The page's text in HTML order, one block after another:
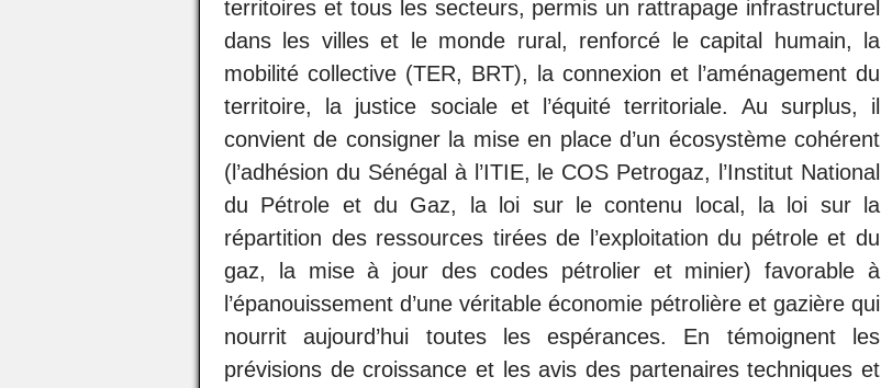
territoires et tous les secteurs, permis un rattrapage infrastructurel
dans les villes et le monde rural, renforcé le capital humain, la
mobilité collective (TER, BRT), la connexion et l’aménagement du
territoire, la justice sociale et l’équité territoriale. Au surplus, il
convient de consigner la mise en place d’un écosystème cohérent
(l’adhésion du Sénégal à l’ITIE, le COS Petrogaz, l’Institut National
du Pétrole et du Gaz, la loi sur le contenu local, la loi sur la
répartition des ressources tirées de l’exploitation du pétrole et du
gaz, la mise à jour des codes pétrolier et minier) favorable à
l’épanouissement d’une véritable économie pétrolière et gazière qui
nourrit aujourd’hui toutes les espérances. En témoignent les
prévisions de croissance et les avis des partenaires techniques et